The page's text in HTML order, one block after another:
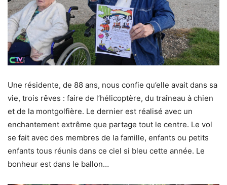
Une résidente, de 88 ans, nous confie qu’elle avait dans sa
vie, trois rêves : faire de l’hélicoptère, du traîneau à chien
et de la montgolfière. Le dernier est réalisé avec un
enchantement extrême que partage tout le centre. Le vol
se fait avec des membres de la famille, enfants ou petits
enfants tous réunis dans ce ciel si bleu cette année. Le
bonheur est dans le ballon…